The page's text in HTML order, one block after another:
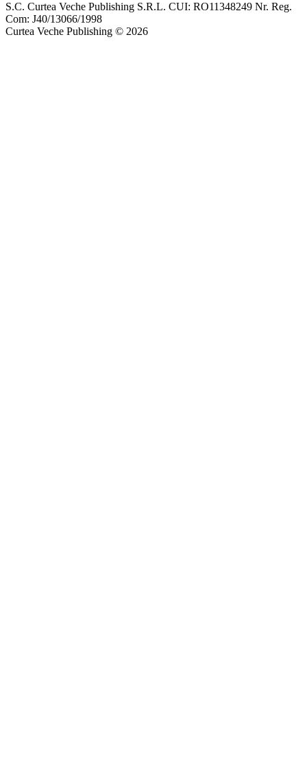
S.C. Curtea Veche Publishing S.R.L. CUI: RO11348249 Nr. Reg.
Com: J40/13066/1998
Curtea Veche Publishing © 2026